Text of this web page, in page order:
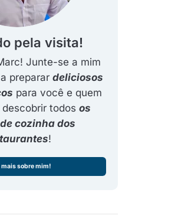
pela visita!
Junte-se a mim
preparar deliciosos
para você e quem
todos os
cozinha dos
!
mais sobre mim!